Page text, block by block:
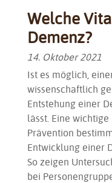
Welche
Demenz?
Ist es möglich,
wissenschaftlich
Entstehung einer
lässt. Eine
Prävention
Entwicklung einer
So zeigen
bei
14. Oktober 2021